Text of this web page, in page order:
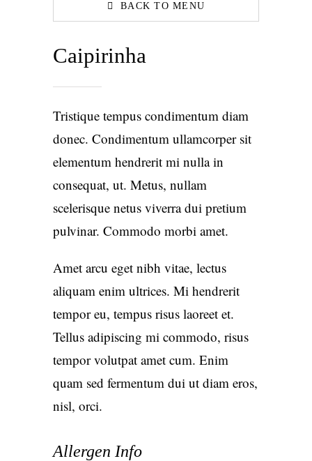
BACK TO MENU
Caipirinha
Tristique tempus condimentum diam
donec. Condimentum ullamcorper sit
elementum hendrerit mi nulla in
consequat, ut. Metus, nullam
scelerisque netus viverra dui pretium
pulvinar. Commodo morbi amet.
Amet arcu eget nibh vitae, lectus
aliquam enim ultrices. Mi hendrerit
tempor eu, tempus risus laoreet et.
Tellus adipiscing mi commodo, risus
tempor volutpat amet cum. Enim
quam sed fermentum dui ut diam eros,
nisl, orci.
Allergen Info